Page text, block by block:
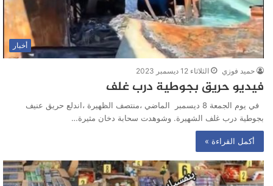
أخبار
حميد فوزي الثلاثاء 12 ديسمبر 2023
فيديو حريق بجوطية درب غلف
في يوم الجمعة 8 ديسمبر الماضي ،منتصف الظهيرة ،اندلع حريق عنيف
بجوطية درب غلف الشهيرة. وشوهدت سحابة دخان مثيرة…
أكمل القراءة »